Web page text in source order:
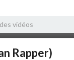
Rapper)